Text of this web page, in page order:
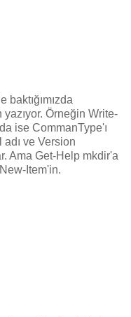
Örneğin Write-
ise CommanType'ı
ve Version
Ama Get-Help mkdir'a
Item'in.